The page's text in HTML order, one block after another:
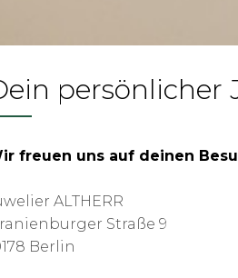
persönlicher
freuen uns auf deinen
ALTHERR
Straße 9
Berlin